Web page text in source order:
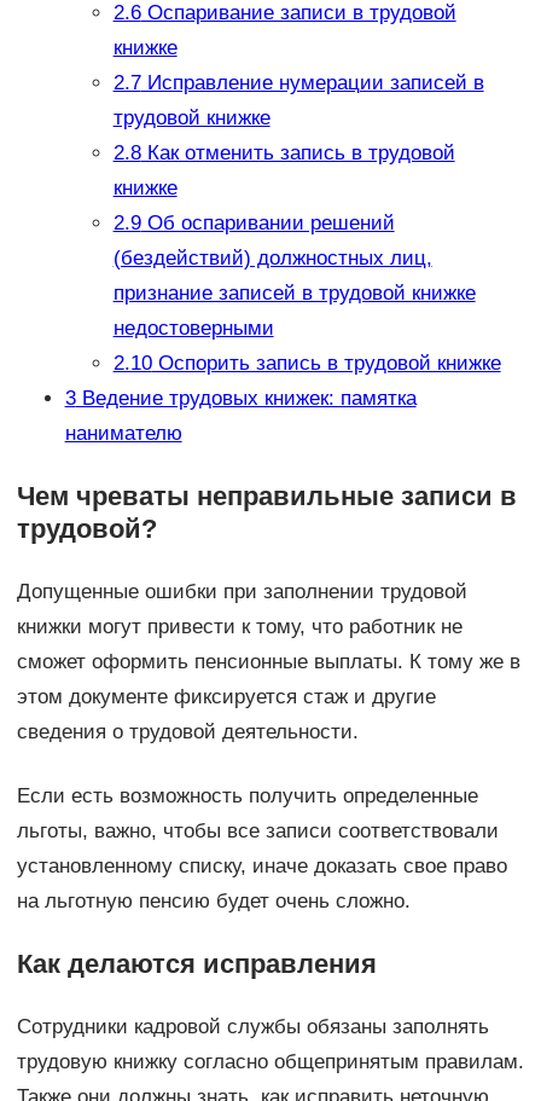
2.6Оспаривание записи в трудовой
книжке
2.7Исправление нумерации записей в
трудовой книжке
2.8Как отменить запись в трудовой
книжке
2.9Об оспаривании решений
(бездействий) должностных лиц,
признание записей в трудовой книжке
недостоверными
2.10Оспорить запись в трудовой книжке
3Ведение трудовых книжек: памятка
нанимателю
Чем чреваты неправильные записи в
трудовой?
Допущенные ошибки при заполнении трудовой
книжки могут привести к тому, что работник не
сможет оформить пенсионные выплаты. К тому же в
этом документе фиксируется стаж и другие
сведения о трудовой деятельности.
Если есть возможность получить определенные
льготы, важно, чтобы все записи соответствовали
установленному списку, иначе доказать свое право
на льготную пенсию будет очень сложно.
Как делаются исправления
Сотрудники кадровой службы обязаны заполнять
трудовую книжку согласно общепринятым правилам.